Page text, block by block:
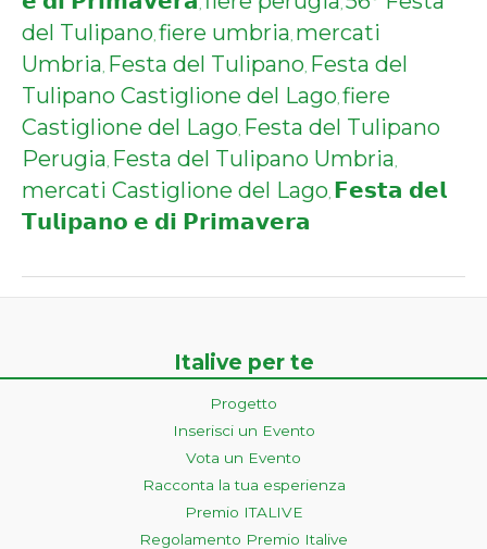
, ,
del Tulipano, fiere umbria, mercati
Umbria, Festa del Tulipano, Festa del
Tulipano Castiglione del Lago, fiere
Castiglione del Lago, Festa del Tulipano
Perugia, Festa del Tulipano Umbria,
mercati Castiglione del Lago, 𝗙𝗲𝘀𝘁𝗮 𝗱𝗲𝗹
𝗧𝘂𝗹𝗶𝗽𝗮𝗻𝗼 𝗲 𝗱𝗶 𝗣𝗿𝗶𝗺𝗮𝘃𝗲𝗿𝗮
Italive per te
Progetto
Inserisci un Evento
Vota un Evento
Racconta la tua esperienza
Premio ITALIVE
Regolamento Premio Italive